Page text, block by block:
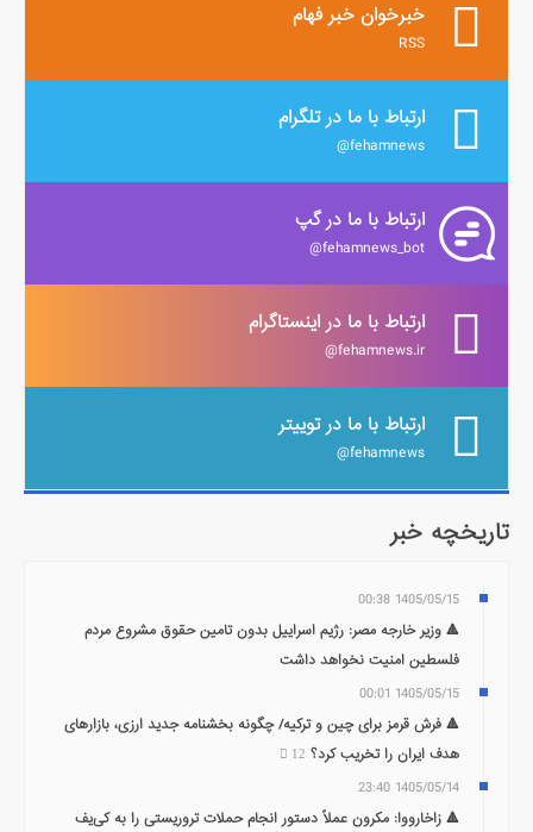
خبرخوان خبر فهام
RSS
ارتباط با ما در تلگرام
fehamnews@
ارتباط با ما در گپ
fehamnews_bot@
ارتباط با ما در اینستاگرام
fehamnews.ir@
ارتباط با ما در توییتر
fehamnews@
تاریخچه خبر
1405/05/15 00:38
🔺 وزیر خارجه مصر: رژیم اسراییل بدون تامین حقوق مشروع مردم
فلسطین امنیت نخواهد داشت
1405/05/15 00:01
🔺 فرش قرمز برای چین و ترکیه/ چگونه بخشنامه جدید ارزی، بازارهای
هدف ایران را تخریب کرد؟ 12
1405/05/14 23:40
🔺 زاخارووا: مکرون عملاً دستور انجام حملات تروریستی را به کی‌یف